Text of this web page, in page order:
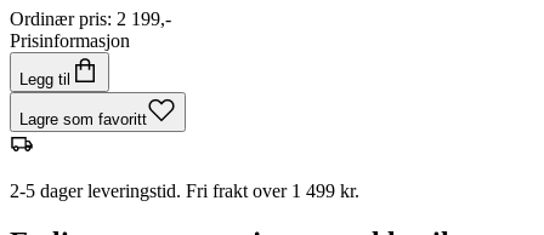
Ordinær pris: 2 199,-
Prisinformasjon
Legg til
Lagre som favoritt
2-5 dager leveringstid. Fri frakt over 1 499 kr.